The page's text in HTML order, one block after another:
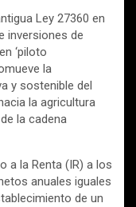
Ley 27360 en
inversiones de
‘piloto
la
y sostenible del
la agricultura
la cadena
a la Renta (IR) a los
anuales iguales
de un